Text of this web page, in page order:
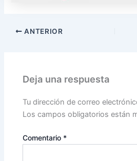
ANTERIOR
Deja una respuesta
Tu dirección de correo
Los campos obligatorios están
Comentario *